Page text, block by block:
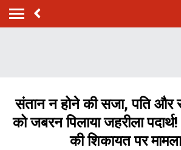
संतान न होने की सजा, पति और
को जबरन पिलाया जहरीला
की शिकायत पर